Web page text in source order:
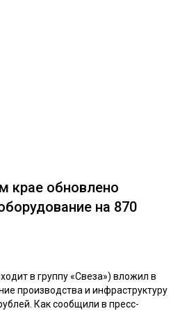
ПЛИТ
крае обновлено
на 870
в группу «Свеза») вложил в
производства и инфраструктуру
Как сообщили в пресс-